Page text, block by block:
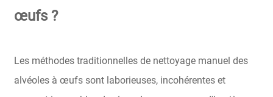
œufs ?
Les méthodes traditionnelles de nettoyage manuel des
alvéoles à œufs sont laborieuses, incohérentes et